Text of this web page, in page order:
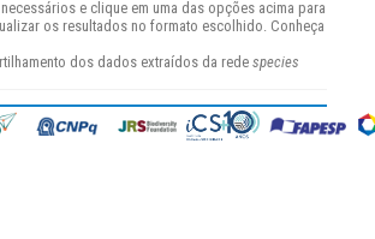
e clique em uma das opções acima para
os resultados no formato escolhido. Conheça
dos dados extraídos da rede species